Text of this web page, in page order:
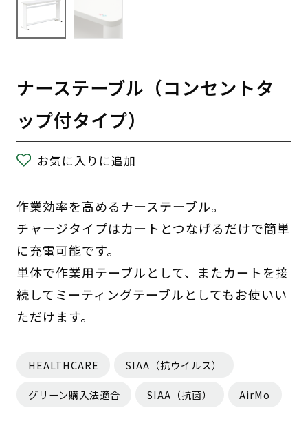
ナーステーブル（コンセントタ
ップ付タイプ）
お気に入りに追加
作業効率を高めるナーステーブル。
チャージタイプはカートとつなげるだけで簡単
に充電可能です。
単体で作業用テーブルとして、またカートを接
続してミーティングテーブルとしてもお使いい
ただけます。
HEALTHCARE SIAA（抗ウイルス）
グリーン購入法適合 SIAA（抗菌） AirMo